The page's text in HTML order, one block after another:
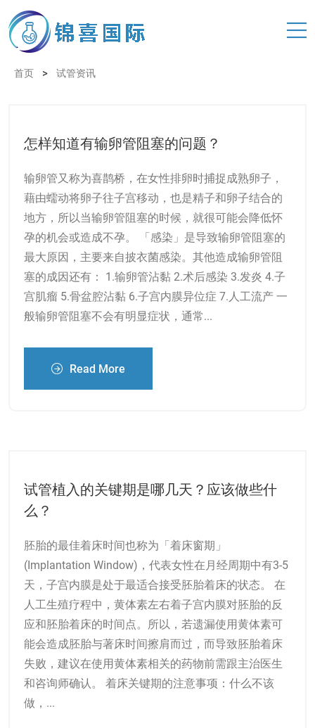
首页 > 试管资讯
怎样知道有输卵管阻塞的问题？
输卵管又称为喜鹊桥，在女性排卵时捕捉成熟卵子，
藉由蠕动将卵子往子宫移动，也是精子和卵子结合的
地方，所以当输卵管阻塞的时候，就很可能会降低怀
孕的机会或造成不孕。 「感染」是导致输卵管阻塞的
最大原因，主要来自披衣菌感染。其他造成输卵管阻
塞的成因还有： 1.输卵管沾黏 2.术后感染 3.发炎 4.子
宫肌瘤 5.骨盆腔沾黏 6.子宫内膜异位症 7.人工流产 一
般输卵管阻塞不会有明显症状，通常...
Read More
试管植入的关键期是哪几天？应该做些什
么？
胚胎的最佳着床时间也称为「着床窗期」
(Implantation Window)，代表女性在月经周期中有3-5
天，子宫内膜是处于最适合接受胚胎着床的状态。 在
人工生殖疗程中，黄体素左右着子宫内膜对胚胎的反
应和胚胎着床的时间点。所以，若遗漏使用黄体素可
能会造成胚胎与著床时间擦肩而过，而导致胚胎着床
失败，建议在使用黄体素相关的药物前需跟主治医生
和咨询师确认。 着床关键期的注意事项：什么不该
做，...